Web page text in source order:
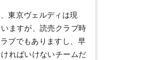
東京ヴェルディは現
ますが、読売クラブ時
ブでもありますし、早
ればいけないチームだ